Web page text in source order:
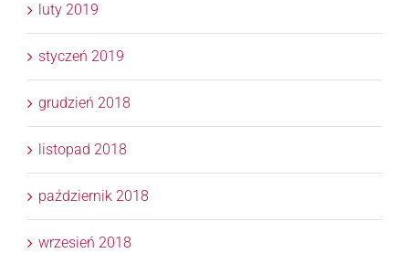
luty 2019
styczeń 2019
grudzień 2018
listopad 2018
październik 2018
wrzesień 2018